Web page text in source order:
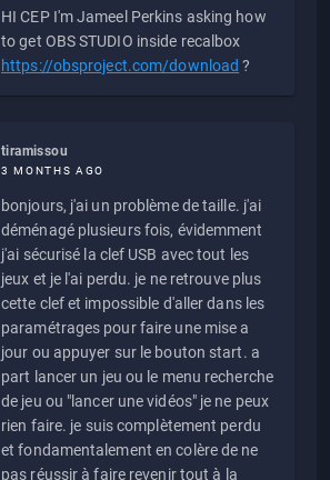
HI CEP I'm Jameel Perkins asking how
to get OBS STUDIO inside recalbox
https://obsproject.com/download ?
tiramissou
3 MONTHS AGO
bonjours, j'ai un problème de taille. j'ai
déménagé plusieurs fois, évidemment
j'ai sécurisé la clef USB avec tout les
jeux et je l'ai perdu. je ne retrouve plus
cette clef et impossible d'aller dans les
paramétrages pour faire une mise a
jour ou appuyer sur le bouton start. a
part lancer un jeu ou le menu recherche
de jeu ou "lancer une vidéos" je ne peux
rien faire. je suis complètement perdu
et fondamentalement en colère de ne
pas réussir à faire revenir tout à la